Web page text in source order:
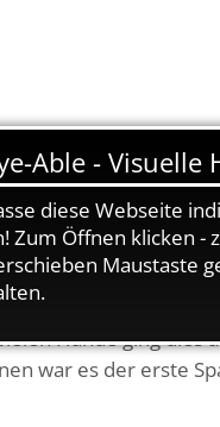
Passagehof
wohnen. Zwei
Hände ging dies
war es der erste